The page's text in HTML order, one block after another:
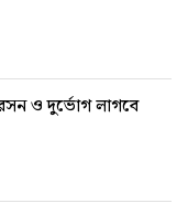
ও দুর্ভোগ লাগবে